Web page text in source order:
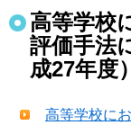
高等学校
評価手法
成27年度）
高等学校に